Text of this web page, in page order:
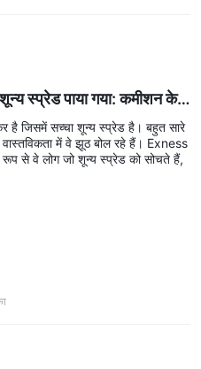
स्प्रेड पाया गया: कमीशन के
है जिसमें सच्चा शून्य स्प्रेड है। बहुत सारे
में वे झूठ बोल रहे हैं। Exness
रूप से वे लोग जो शून्य स्प्रेड को सोचते हैं,